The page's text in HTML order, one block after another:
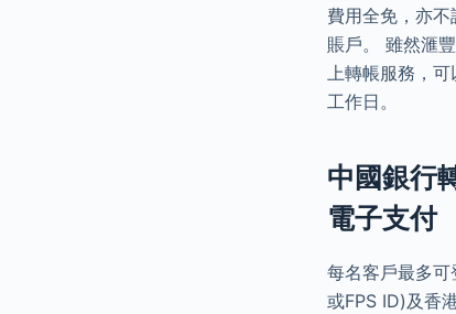
費用全免，亦
賬戶。 雖然滙
上轉帳服務，
工作日。
中國銀行
電子支付
每名客戶最多
或FPS ID)及香